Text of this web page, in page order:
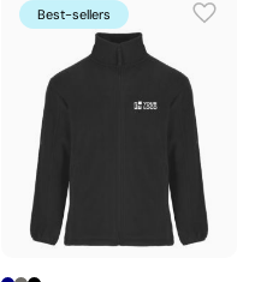
Best-sellers